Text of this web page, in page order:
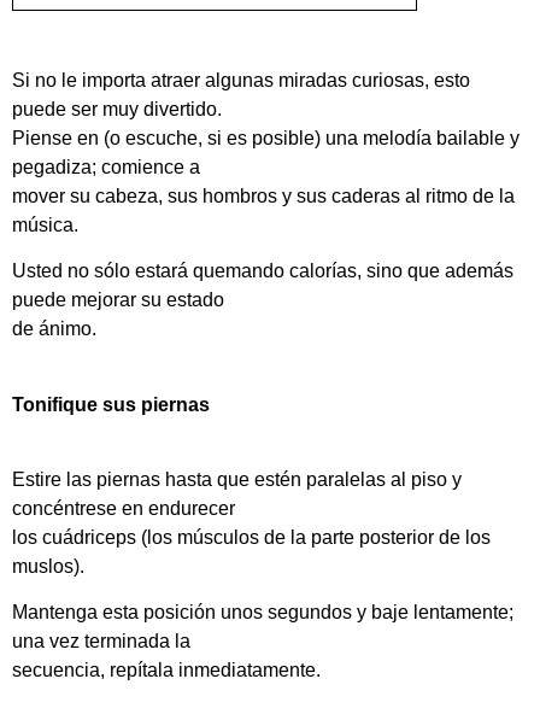
Si no le importa atraer algunas miradas curiosas, esto
puede ser muy divertido.
Piense en (o escuche, si es posible) una melodía bailable y
pegadiza; comience a
mover su cabeza, sus hombros y sus caderas al ritmo de la
música.
Usted no sólo estará quemando calorías, sino que además
puede mejorar su estado
de ánimo.
Tonifique sus piernas
Estire las piernas hasta que estén paralelas al piso y
concéntrese en endurecer
los cuádriceps (los músculos de la parte posterior de los
muslos).
Mantenga esta posición unos segundos y baje lentamente;
una vez terminada la
secuencia, repítala inmediatamente.